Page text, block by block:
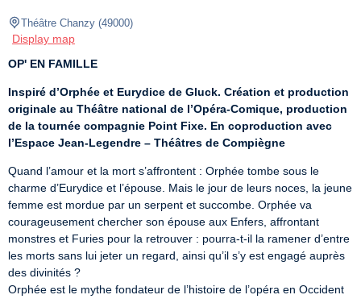
Théâtre Chanzy (49000)
Display map
OP' EN FAMILLE
Inspiré d’Orphée et Eurydice de Gluck. Création et production
originale au Théâtre national de l’Opéra-Comique, production
de la tournée compagnie Point Fixe. En coproduction avec
l’Espace Jean-Legendre – Théâtres de Compiègne
Quand l’amour et la mort s’affrontent : Orphée tombe sous le
charme d’Eurydice et l’épouse. Mais le jour de leurs noces, la jeune
femme est mordue par un serpent et succombe. Orphée va
courageusement chercher son épouse aux Enfers, affrontant
monstres et Furies pour la retrouver : pourra-t-il la ramener d’entre
les morts sans lui jeter un regard, ainsi qu’il s’y est engagé auprès
des divinités ?
Orphée est le mythe fondateur de l’histoire de l’opéra en Occident